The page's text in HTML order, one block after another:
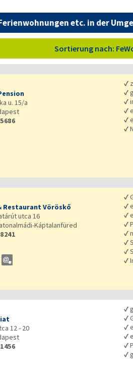
etc. in der
Sortierung nach:
u. 15/a
✓
✓
✓
✓
✓
✓
Restaurant Vöröskő
utca 16
Káptalanfüred
✓
✓
✓
✓
✓
✓
✓
✓
12 - 20
✓
✓
✓
✓
✓
✓